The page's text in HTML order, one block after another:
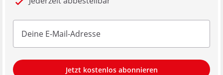
Jetzt kostenlos abonnieren